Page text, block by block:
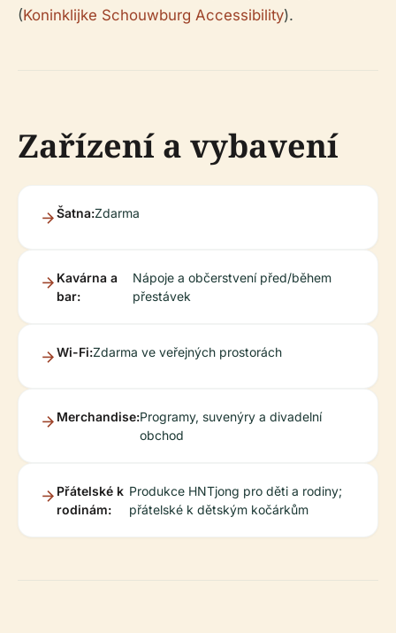
(Koninklijke Schouwburg Accessibility).
Zařízení a vybavení
Šatna:Zdarma
Kavárna a
bar:
Nápoje a občerstvení před/během
přestávek
Wi-Fi:Zdarma ve veřejných prostorách
Merchandise:Programy, suvenýry a divadelní
obchod
Přátelské k
rodinám:
Produkce HNTjong pro děti a rodiny;
přátelské k dětským kočárkům